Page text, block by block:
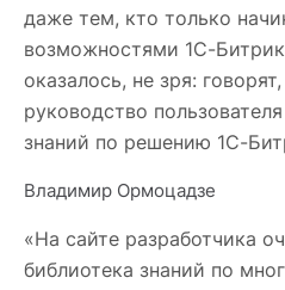
даже тем, кто только
возможностями 1С-
оказалось, не зря:
руководство
знаний по решению 1С-
Владимир Ормоцадзе
«На сайте разработчика
библиотека знаний по